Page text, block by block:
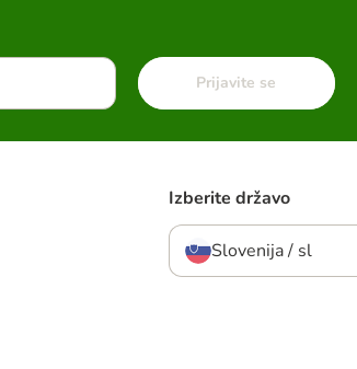
Prijavite se
Izberite državo
Slovenija / sl